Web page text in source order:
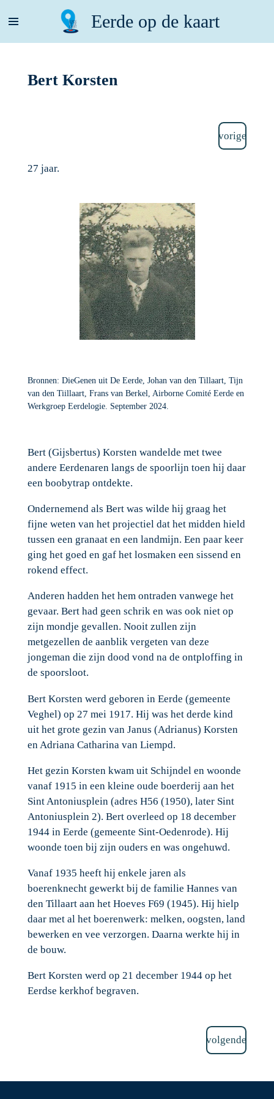
direct
naar
hoofdinhoud
Eerde op de kaart
Bert Korsten
vorige
27 jaar.
Bronnen: DieGenen uit De Eerde, Johan van den Tillaart, Tijn
van den Tiillaart, Frans van Berkel, Airborne Comité Eerde en
Werkgroep Eerdelogie. September 2024.
Bert (Gijsbertus) Korsten wandelde met twee
andere Eerdenaren langs de spoorlijn toen hij daar
een boobytrap ontdekte.
Ondernemend als Bert was wilde hij graag het
fijne weten van het projectiel dat het midden hield
tussen een granaat en een landmijn. Een paar keer
ging het goed en gaf het losmaken een sissend en
rokend effect.
Anderen hadden het hem ontraden vanwege het
gevaar. Bert had geen schrik en was ook niet op
zijn mondje gevallen. Nooit zullen zijn
metgezellen de aanblik vergeten van deze
jongeman die zijn dood vond na de ontploffing in
de spoorsloot.
Bert Korsten werd geboren in Eerde (gemeente
Veghel) op 27 mei 1917. Hij was het derde kind
uit het grote gezin van Janus (Adrianus) Korsten
en Adriana Catharina van Liempd.
Het gezin Korsten kwam uit Schijndel en woonde
vanaf 1915 in een kleine oude boerderij aan het
Sint Antoniusplein (adres H56 (1950), later Sint
Antoniusplein 2). Bert overleed op 18 december
1944 in Eerde (gemeente Sint-Oedenrode). Hij
woonde toen bij zijn ouders en was ongehuwd.
Vanaf 1935 heeft hij enkele jaren als
boerenknecht gewerkt bij de familie Hannes van
den Tillaart aan het Hoeves F69 (1945). Hij hielp
daar met al het boerenwerk: melken, oogsten, land
bewerken en vee verzorgen. Daarna werkte hij in
de bouw.
Bert Korsten werd op 21 december 1944 op het
Eerdse kerkhof begraven.
volgende